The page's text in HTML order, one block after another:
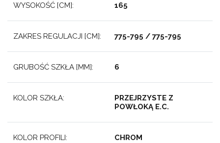
WYSOKOŚĆ [CM]: 165
ZAKRES REGULACJI [CM]: 775-795 / 775-795
GRUBOŚĆ SZKŁA [MM]: 6
KOLOR SZKŁA:
PRZEJRZYSTE Z
POWŁOKĄ E.C.
KOLOR PROFILI: CHROM